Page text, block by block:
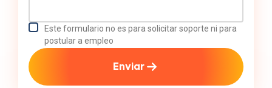
Este formulario no es para solicitar soporte ni para
postular a empleo
Enviar